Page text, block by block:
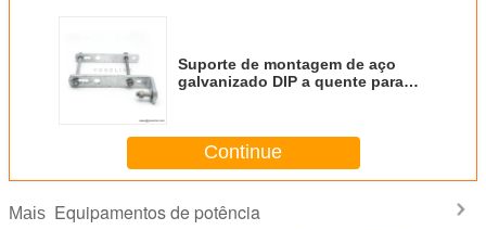
Suporte de montagem de aço
galvanizado DIP a quente para
Continue
Mais Equipamentos de potência